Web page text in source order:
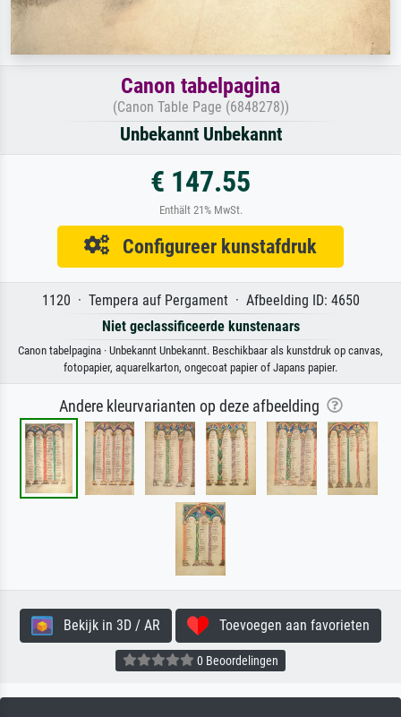
Canon tabelpagina
(Canon Table Page (6848278))
Unbekannt Unbekannt
€ 147.55
Enthält 21% MwSt.
Configureer kunstafdruk
1120 · Tempera auf Pergament · Afbeelding ID: 4650
Niet geclassificeerde kunstenaars
Canon tabelpagina · Unbekannt Unbekannt. Beschikbaar als kunstdruk op canvas,
fotopapier, aquarelkarton, ongecoat papier of Japans papier.
Andere kleurvarianten op deze afbeelding
Bekijk in 3D / AR Toevoegen aan favorieten
0 Beoordelingen